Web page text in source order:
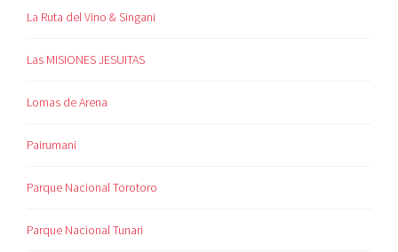
La Ruta del Vino & Singani
Las MISIONES JESUITAS
Lomas de Arena
Pairumani
Parque Nacional Torotoro
Parque Nacional Tunari